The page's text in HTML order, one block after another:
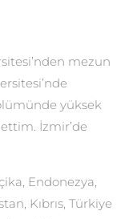
mezun
yüksek
İzmir’de
Endonezya,
Kıbrıs, Türkiye